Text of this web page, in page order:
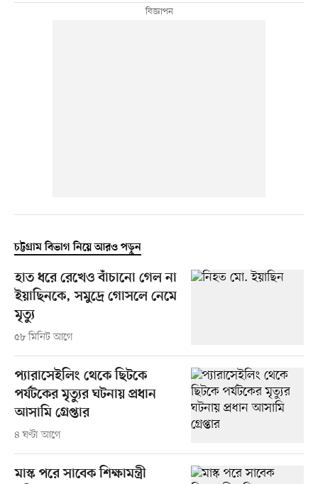
চট্টগ্রাম বিভাগ নিয়ে আরও পড়ুন
হাত ধরে রেখেও বাঁচানো গেল না
ইয়াছিনকে, সমুদ্রে গোসলে নেমে
মৃত্যু
৫৮ মিনিট আগে
প্যারাসেইলিং থেকে ছিটকে
পর্যটকের মৃত্যুর ঘটনায় প্রধান
আসামি গ্রেপ্তার
৪ ঘণ্টা আগে
মাস্ক পরে সাবেক শিক্ষামন্ত্রী